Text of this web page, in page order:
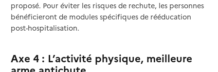
proposé. Pour éviter les risques de rechute, les personnes
bénéficieront de modules spécifiques de rééducation
post-hospitalisation.
Axe 4 : L’activité physique, meilleure